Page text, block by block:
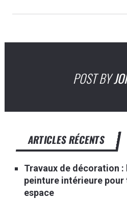
POST BY
ARTICLES RÉCENTS
Travaux de décoration :
peinture intérieure
espace